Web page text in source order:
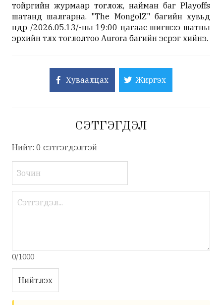
тойргийн журмаар тоглож, найман баг Playoffs
шатанд шалгарна. "The MongolZ" багийн хувьд
өнөөдөр /2026.05.13/-ны 19:00 цагаас шигшээ шатны
эрхийн төлөөх тоглолтоо Aurora багийн эсрэг хийнэ.
Хуваалцах Жиргэх
СЭТГЭГДЭЛ
Нийт: 0 сэтгэгдэлтэй
0/1000
Нийтлэх